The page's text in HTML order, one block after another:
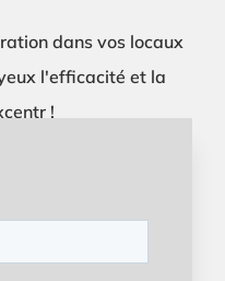
dans vos locaux
l'efficacité et la
!